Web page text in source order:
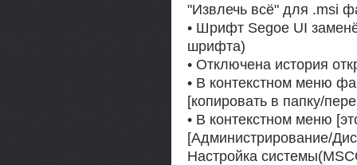
"Извлечь всё" для .msi
• Шрифт Segoe UI
шрифта)
• Отключена история
• В контекстном меню
[копировать в папку/
• В контекстном меню
[Администрирование/
Настройка